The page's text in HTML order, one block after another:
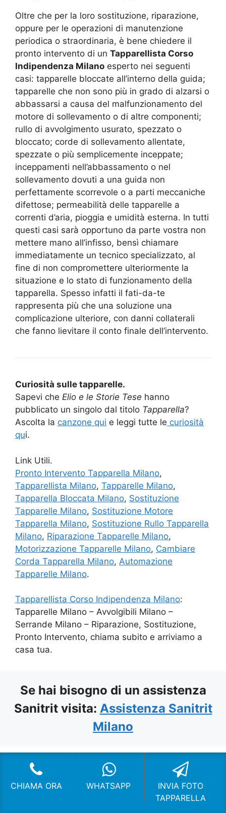
Oltre che per la loro sostituzione, riparazione,
oppure per le operazioni di manutenzione
periodica o straordinaria, è bene chiedere il
pronto intervento di un Tapparellista Corso
Indipendenza Milano esperto nei seguenti
casi: tapparelle bloccate all’interno della guida;
tapparelle che non sono più in grado di alzarsi o
abbassarsi a causa del malfunzionamento del
motore di sollevamento o di altre componenti;
rullo di avvolgimento usurato, spezzato o
bloccato; corde di sollevamento allentate,
spezzate o più semplicemente inceppate;
inceppamenti nell’abbassamento o nel
sollevamento dovuti a una guida non
perfettamente scorrevole o a parti meccaniche
difettose; permeabilità delle tapparelle a
correnti d’aria, pioggia e umidità esterna. In tutti
questi casi sarà opportuno da parte vostra non
mettere mano all’infisso, bensì chiamare
immediatamente un tecnico specializzato, al
fine di non compromettere ulteriormente la
situazione e lo stato di funzionamento della
tapparella. Spesso infatti il fati-da-te
rappresenta più che una soluzione una
complicazione ulteriore, con danni collaterali
che fanno lievitare il conto finale dell’intervento.
Curiosità sulle tapparelle.
Sapevi che Elio e le Storie Tese hanno
pubblicato un singolo dal titolo Tapparella?
Ascolta la canzone qui e leggi tutte le curiosità
qui.
Link Utili.
Pronto Intervento Tapparella Milano,
Tapparellista Milano, Tapparelle Milano,
Tapparella Bloccata Milano, Sostituzione
Tapparelle Milano, Sostituzione Motore
Tapparella Milano, Sostituzione Rullo Tapparella
Milano, Riparazione Tapparelle Milano,
Motorizzazione Tapparelle Milano, Cambiare
Corda Tapparella Milano, Automazione
Tapparelle Milano.
Tapparellista Corso Indipendenza Milano:
Tapparelle Milano – Avvolgibili Milano –
Serrande Milano – Riparazione, Sostituzione,
Pronto Intervento, chiama subito e arriviamo a
casa tua.
Se hai bisogno di un assistenza
Sanitrit visita: Assistenza Sanitrit
Milano
CHI SIAMO
Tapparellista
CHIAMA ORA WHATSAPP
INVIA FOTO
TAPPARELLA